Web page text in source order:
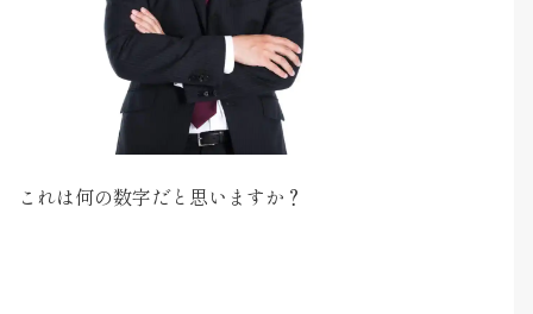
これは何の数字だと思いますか？